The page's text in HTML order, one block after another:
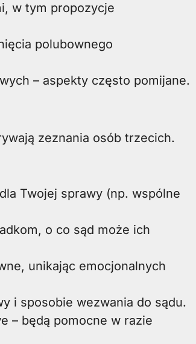
w tym propozycje
polubownego
– aspekty często pomijane.
zeznania osób trzecich.
Twojej sprawy (np. wspólne
o co sąd może ich
unikając emocjonalnych
i sposobie wezwania do sądu.
– będą pomocne w razie